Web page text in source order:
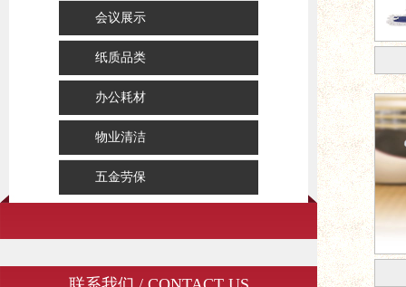
会议展示
纸质品类
办公耗材
物业清洁
五金劳保